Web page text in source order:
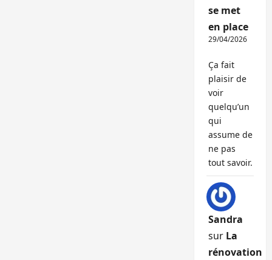
se met
en place
29/04/2026
Ça fait
plaisir de
voir
quelqu’un
qui
assume de
ne pas
tout savoir.
Sandra
sur La
rénovation